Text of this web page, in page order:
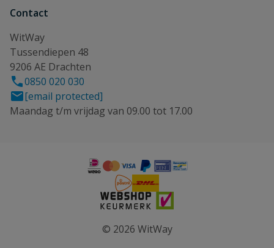
Contact
WitWay
Tussendiepen 48
9206 AE Drachten
0850 020 030
[email protected]
Maandag t/m vrijdag van 09.00 tot 17.00
© 2026 WitWay